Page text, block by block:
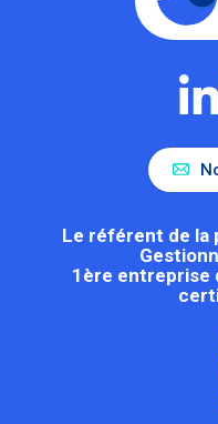
Le référent de la
1ère entreprise